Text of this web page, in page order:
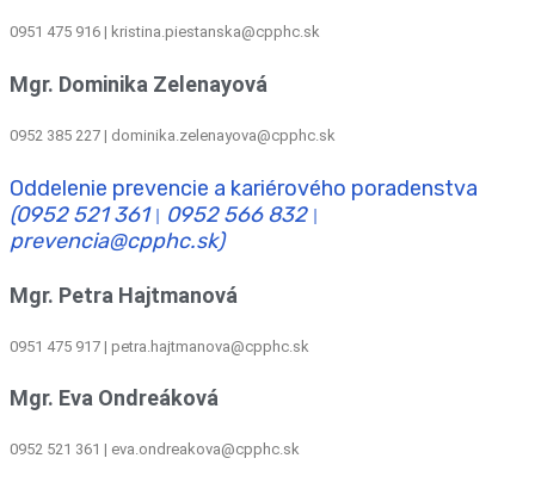
0951 475 916 | kristina.piestanska@cpphc.sk
Mgr. Dominika Zelenayová
0952 385 227 | dominika.zelenayova@cpphc.sk
Oddelenie prevencie a kariérového poradenstva
(0952 521 361
0952 566 832
prevencia@cpphc.sk)
Mgr. Petra Hajtmanová
0951 475 917 | petra.hajtmanova@cpphc.sk
Mgr. Eva Ondreáková
0952 521 361 | eva.ondreakova@cpphc.sk